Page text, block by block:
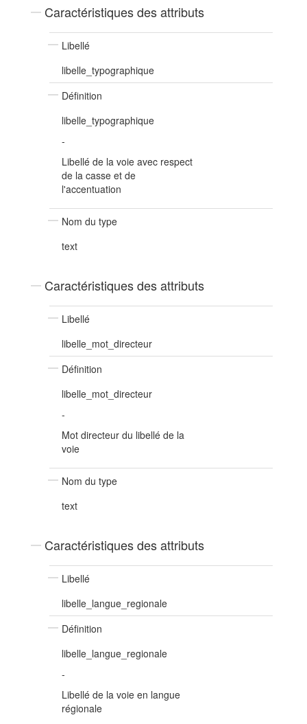
Caractéristiques des attributs
Libellé
libelle_typographique
Définition
libelle_typographique
-
Libellé de la voie avec respect
de la casse et de
l'accentuation
Nom du type
text
Caractéristiques des attributs
Libellé
libelle_mot_directeur
Définition
libelle_mot_directeur
-
Mot directeur du libellé de la
voie
Nom du type
text
Caractéristiques des attributs
Libellé
libelle_langue_regionale
Définition
libelle_langue_regionale
-
Libellé de la voie en langue
régionale